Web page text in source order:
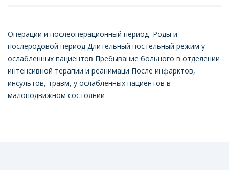
Операции и послеоперационный период Роды и
послеродовой период Длительный постельный режим у
ослабленных пациентов Пребывание больного в отделении
интенсивной терапии и реанимаци После инфарктов,
инсультов, травм, у ослабленных пациентов в
малоподвижном состоянии